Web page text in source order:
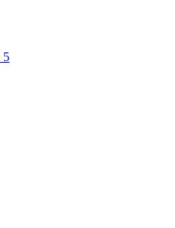
5